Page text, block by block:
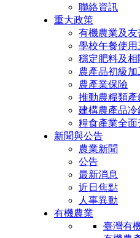
聯絡資訊
重大政策
有機農業及友
學校午餐使
穩定肥料及
農產品初級加
農產業保險
推動農糧類
建構農產品
糧食產業全面
新聞與公告
農業新聞
公告
最新消息
近日焦點
人事異動
有機農業
臺灣有